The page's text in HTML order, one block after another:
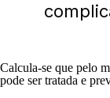
Calcula-se que pelo
pode ser tratada e